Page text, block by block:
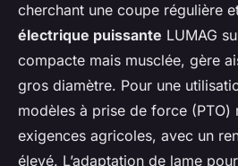
cherchant une coupe régulière
électrique puissante LUMAG
compacte mais musclée, gère
gros diamètre. Pour une
modèles à prise de force (PTO)
exigences agricoles, avec un
élevé. L’adaptation de lame